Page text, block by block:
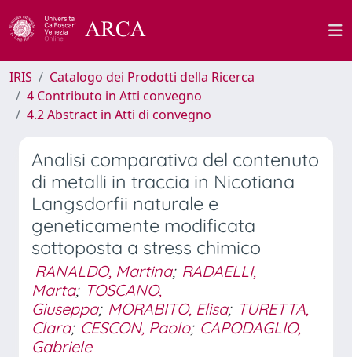
IRIS
Catalogo dei Prodotti della Ricerca
4 Contributo in Atti convegno
4.2 Abstract in Atti di convegno
Analisi comparativa del contenuto
di metalli in traccia in Nicotiana
Langsdorfii naturale e
geneticamente modificata
sottoposta a stress chimico
RANALDO, Martina; RADAELLI,
Marta; TOSCANO,
Giuseppa; MORABITO, Elisa; TURETTA,
Clara; CESCON, Paolo; CAPODAGLIO,
Gabriele